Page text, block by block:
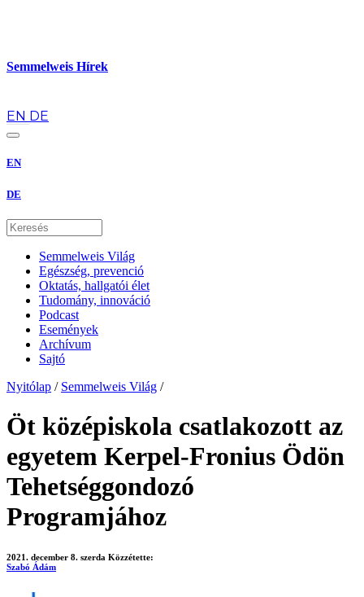
Semmelweis Hírek
EN DE
EN
DE
Semmelweis Világ
Egészség, prevenció
Oktatás, hallgatói élet
Tudomány, innováció
Podcast
Események
Archívum
Sajtó
Nyitólap / Semmelweis Világ /
Öt középiskola csatlakozott az
egyetem Kerpel-Fronius Ödön
Tehetséggondozó
Programjához
2021. december 8. szerda Közzétette:
Szabó Ádám